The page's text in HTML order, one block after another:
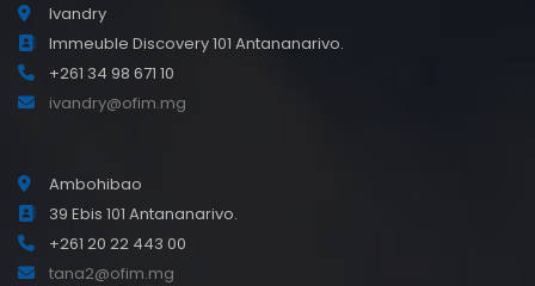
Ivandry
Immeuble Discovery 101 Antananarivo.
+261 34 98 671 10
ivandry@ofim.mg
Ambohibao
39 Ebis 101 Antananarivo.
+261 20 22 443 00
tana2@ofim.mg